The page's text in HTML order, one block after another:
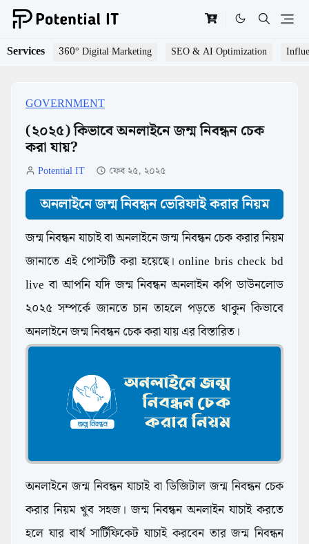
Services 360° Digital Marketing SEO & AI Optimization
GOVERNMENT
(২০২৫) কিভাবে অনলাইনে জন্ম নিবন্ধন চেক
করা যায়?
Potential IT ফেব ২৫, ২০২৫
অনলাইনে জন্ম নিবন্ধন ভেরিফাই করার নিয়ম
জন্ম নিবন্ধন যাচাই বা অনলাইনে জন্ম নিবন্ধন চেক করার নিয়ম
জানাতে এই পোস্টটি করা হয়েছে। online bris check bd
live বা আপনি যদি জন্ম নিবন্ধন অনলাইন কপি ডাউনলোড
২০২৫ সম্পর্কে জানতে চান তাহলে পড়তে থাকুন কিভাবে
অনলাইনে জন্ম নিবন্ধন চেক করা যায় এর বিস্তারিত।
অনলাইনে জন্ম নিবন্ধন যাচাই বা ডিজিটাল জন্ম নিবন্ধন চেক
করার নিয়ম খুব সহজ। জন্ম নিবন্ধন অনলাইন যাচাই করতে
হলে যার বার্থ সার্টিফিকেট যাচাই করবেন তার জন্ম নিবন্ধন